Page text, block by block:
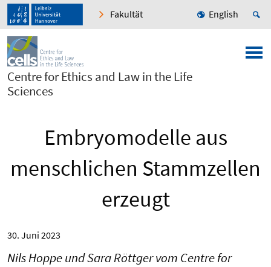
Fakultät English
Centre for Ethics and Law in the Life
Sciences
Embryomodelle aus
menschlichen Stammzellen
erzeugt
30. Juni 2023
Nils Hoppe und Sara Röttger vom Centre for